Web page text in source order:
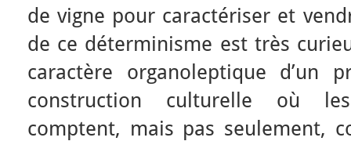
de vigne pour caractériser et
de ce déterminisme est très
caractère organoleptique d’un
construction culturelle où
comptent, mais pas seulement,